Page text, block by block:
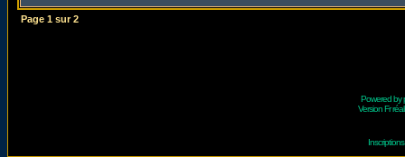
Page 1 sur2
Powered by
Version Fr